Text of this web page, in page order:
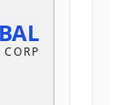
CORP